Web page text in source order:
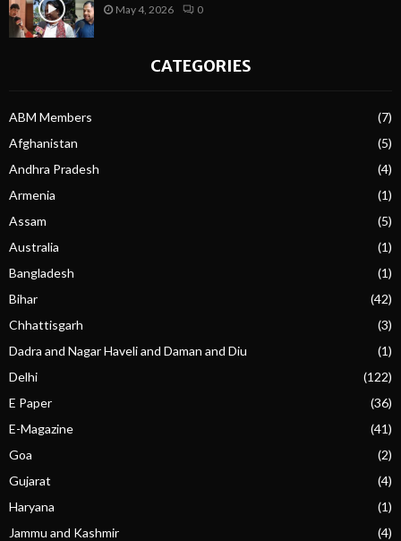
May 4, 2026 0
CATEGORIES
ABM Members
(7)
Afghanistan
(5)
Andhra Pradesh
(4)
Armenia
(1)
Assam
(5)
Australia
(1)
Bangladesh
(1)
Bihar
(42)
Chhattisgarh
(3)
Dadra and Nagar Haveli and Daman and Diu
(1)
Delhi
(122)
E Paper
(36)
E-Magazine
(41)
Goa
(2)
Gujarat
(4)
Haryana
(1)
Jammu and Kashmir
(4)